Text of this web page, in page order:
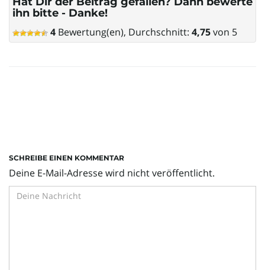
ihn bitte - Danke!
4 Bewertung(en), Durchschnitt: 4,75von 5
SCHREIBE EINEN KOMMENTAR
Deine E-Mail-Adresse wird nicht veröffentlicht.